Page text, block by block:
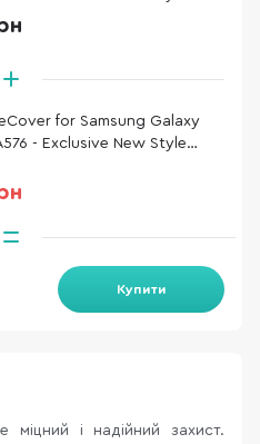
for Samsung Galaxy
- Exclusive New Style
Купити
і надійний захист.